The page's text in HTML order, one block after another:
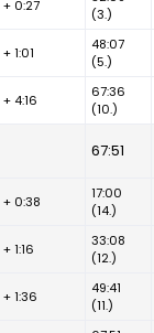
+ 0:27
(3.)
+ 1:01
48:07
(5.)
+ 4:16
67:36
(10.)
67:51
+ 0:38
17:00
(14.)
+ 1:16
33:08
(12.)
+ 1:36
49:41
(11.)